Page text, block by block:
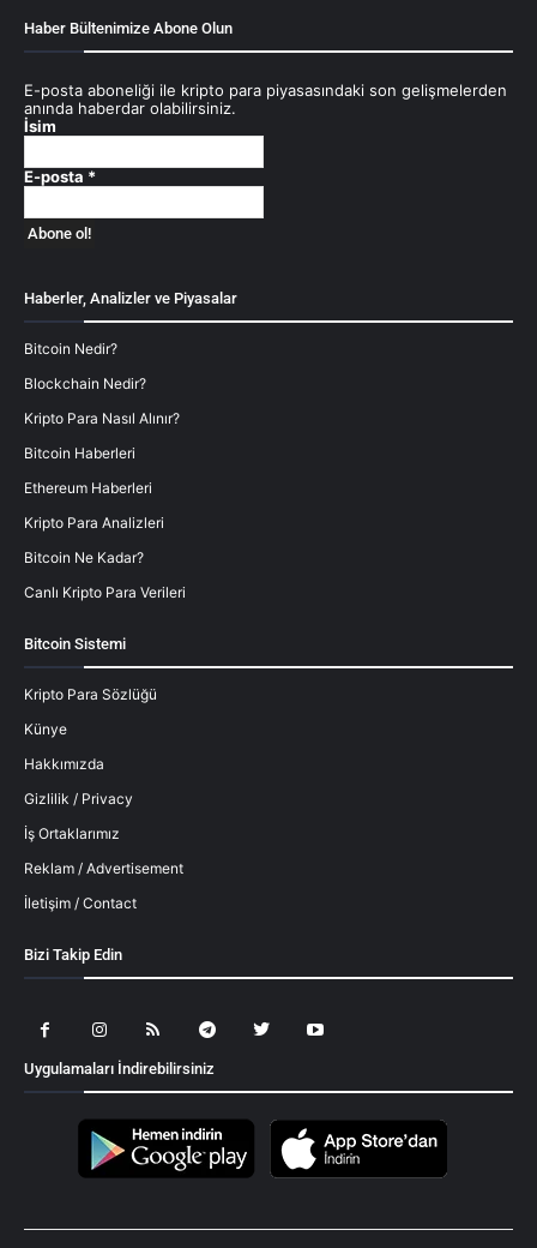
Haber Bültenimize Abone Olun
E-posta aboneliği ile kripto para piyasasındaki son gelişmelerden
anında haberdar olabilirsiniz.
İsim
E-posta *
Haberler, Analizler ve Piyasalar
Bitcoin Nedir?
Blockchain Nedir?
Kripto Para Nasıl Alınır?
Bitcoin Haberleri
Ethereum Haberleri
Kripto Para Analizleri
Bitcoin Ne Kadar?
Canlı Kripto Para Verileri
Bitcoin Sistemi
Kripto Para Sözlüğü
Künye
Hakkımızda
Gizlilik / Privacy
İş Ortaklarımız
Reklam / Advertisement
İletişim / Contact
Bizi Takip Edin
Uygulamaları İndirebilirsiniz